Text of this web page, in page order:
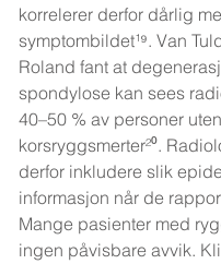
korrelerer derfor dårlig
symptombildet¹⁹. Van
Roland fant at
spondylose kan sees
40–50 % av personer uten
korsryggsmerter²⁰.
derfor inkludere slik
informasjon når de
Mange pasienter med
ingen påvisbare avvik.